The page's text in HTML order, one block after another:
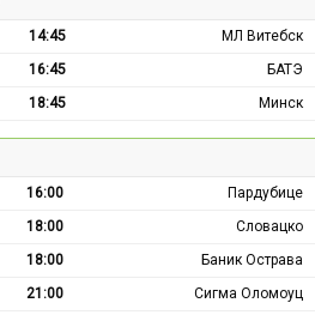
14:45
МЛ Витебск
16:45
БАТЭ
18:45 Минск
16:00
Пардубице
18:00
Словацко
18:00
Баник Острава
21:00 Сигма Оломоуц